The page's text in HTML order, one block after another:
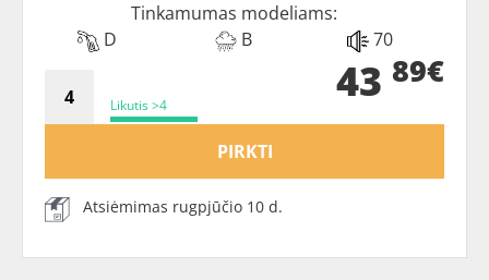
Tinkamumas modeliams:
D
B 70
Likutis >4 43 89€
PIRKTI
Atsiėmimas rugpjūčio 10 d.